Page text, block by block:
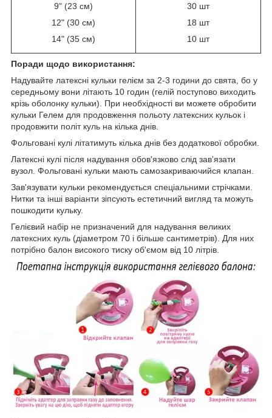
9" (23 см)
12" (30 см)
14" (35 см)
30 шт
18 шт
10 шт
Поради щодо використання:
Надувайте латексні кульки гелієм за 2-3 години до свята, бо у
середньому вони літають 10 годин (гелій поступово виходить
крізь оболонку кульки). При необхідності ви можете обробити
кульки Гелем для продовження польоту латексних кульок і
продовжити політ куль на кілька днів.
Фольговані кулі літатимуть кілька днів без додаткової обробки.
Латексні кулі після надування обов'язково слід зав'язати
вузол. Фольговані кульки мають самозакриваючийся клапан.
Зав'язувати кульки рекомендується спеціальними стрічками.
Нитки та інші варіанти зіпсують естетичний вигляд та можуть
пошкодити кульку.
Гелієвий набір не призначений для надування великих
латексних куль (діаметром 70 і більше сантиметрів). Для них
потрібно балон високого тиску об'ємом від 10 літрів.